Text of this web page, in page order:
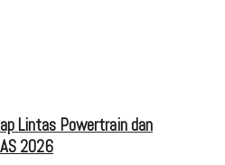
Lintas Powertrain dan
2026